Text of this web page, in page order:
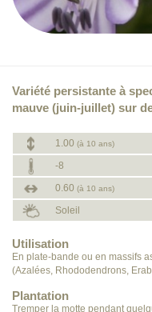
Variété persistante à
mauve (juin-juillet) sur
1.00 (à 10 ans)
-8
0.60 (à 10 ans)
Soleil
Utilisation
En plate-bande ou en massifs
(Azalées, Rhododendrons,
Plantation
Tremper la motte pendant